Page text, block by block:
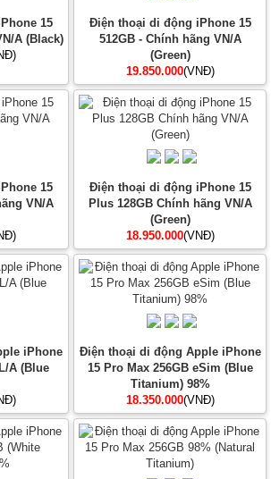
15
A (Black)
Điện thoại di động iPhone 15
512GB - Chính hãng VN/A
(Green)
19.850.000(VNĐ)
15
VN/A
Điện thoại di động iPhone 15
Plus 128GB Chính hãng VN/A
(Green)
18.950.000(VNĐ)
iPhone
A (Blue
Điện thoại di động Apple iPhone
15 Pro Max 256GB eSim (Blue
Titanium) 98%
18.350.000(VNĐ)